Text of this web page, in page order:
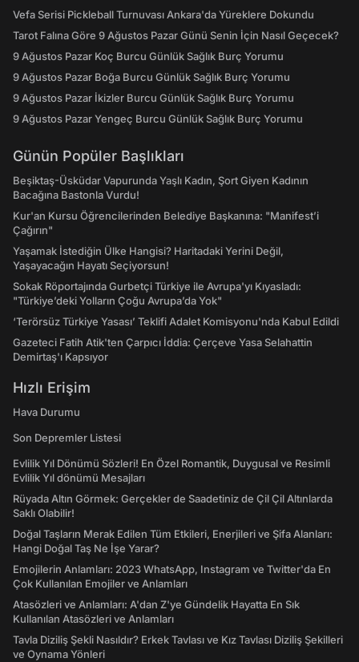
Vefa Serisi Pickleball Turnuvası Ankara'da Yüreklere Dokundu
Tarot Falına Göre 9 Ağustos Pazar Günü Senin İçin Nasıl Geçecek?
9 Ağustos Pazar Koç Burcu Günlük Sağlık Burç Yorumu
9 Ağustos Pazar Boğa Burcu Günlük Sağlık Burç Yorumu
9 Ağustos Pazar İkizler Burcu Günlük Sağlık Burç Yorumu
9 Ağustos Pazar Yengeç Burcu Günlük Sağlık Burç Yorumu
Günün Popüler Başlıkları
Beşiktaş-Üsküdar Vapurunda Yaşlı Kadın, Şort Giyen Kadının
Bacağına Bastonla Vurdu!
Kur'an Kursu Öğrencilerinden Belediye Başkanına: "Manifest’i
Çağırın"
Yaşamak İstediğin Ülke Hangisi? Haritadaki Yerini Değil,
Yaşayacağın Hayatı Seçiyorsun!
Sokak Röportajında Gurbetçi Türkiye ile Avrupa'yı Kıyasladı:
"Türkiye’deki Yolların Çoğu Avrupa’da Yok"
‘Terörsüz Türkiye Yasası’ Teklifi Adalet Komisyonu'nda Kabul Edildi
Gazeteci Fatih Atik'ten Çarpıcı İddia: Çerçeve Yasa Selahattin
Demirtaş'ı Kapsıyor
Hızlı Erişim
Hava Durumu
Son Depremler Listesi
Evlilik Yıl Dönümü Sözleri! En Özel Romantik, Duygusal ve Resimli
Evlilik Yıl dönümü Mesajları
Rüyada Altın Görmek: Gerçekler de Saadetiniz de Çil Çil Altınlarda
Saklı Olabilir!
Doğal Taşların Merak Edilen Tüm Etkileri, Enerjileri ve Şifa Alanları:
Hangi Doğal Taş Ne İşe Yarar?
Emojilerin Anlamları: 2023 WhatsApp, Instagram ve Twitter'da En
Çok Kullanılan Emojiler ve Anlamları
Atasözleri ve Anlamları: A'dan Z'ye Gündelik Hayatta En Sık
Kullanılan Atasözleri ve Anlamları
Tavla Diziliş Şekli Nasıldır? Erkek Tavlası ve Kız Tavlası Diziliş Şekilleri
ve Oynama Yönleri